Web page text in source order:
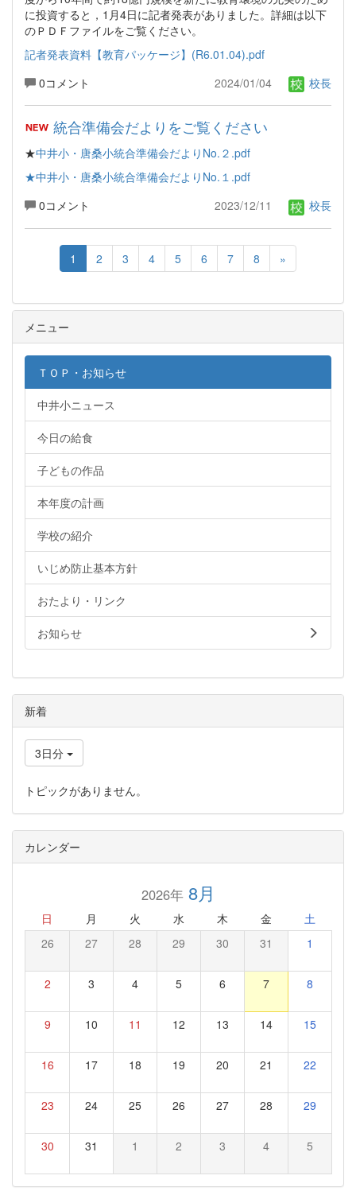
に投資すると，1月4日に記者発表がありました。詳細は以下
のＰＤＦファイルをご覧ください。
記者発表資料【教育パッケージ】(R6.01.04).pdf
0コメント
2024/01/04 校長
統合準備会だよりをご覧ください
★中井小・唐桑小統合準備会だよりNo.２.pdf
★中井小・唐桑小統合準備会だよりNo.１.pdf
0コメント
2023/12/11 校長
1 2 3 4 5 6 7 8 »
メニュー
ＴＯＰ・お知らせ
中井小ニュース
今日の給食
子どもの作品
本年度の計画
学校の紹介
いじめ防止基本方針
おたより・リンク
お知らせ
新着
3日分
トピックがありません。
カレンダー
2026年8月
日 月 火 水 木 金 土
26 27 28 29 30 31 1
2 3 4 5 6 7 8
9 10 11 12 13 14 15
16 17 18 19 20 21 22
23 24 25 26 27 28 29
30 31 1 2 3 4 5